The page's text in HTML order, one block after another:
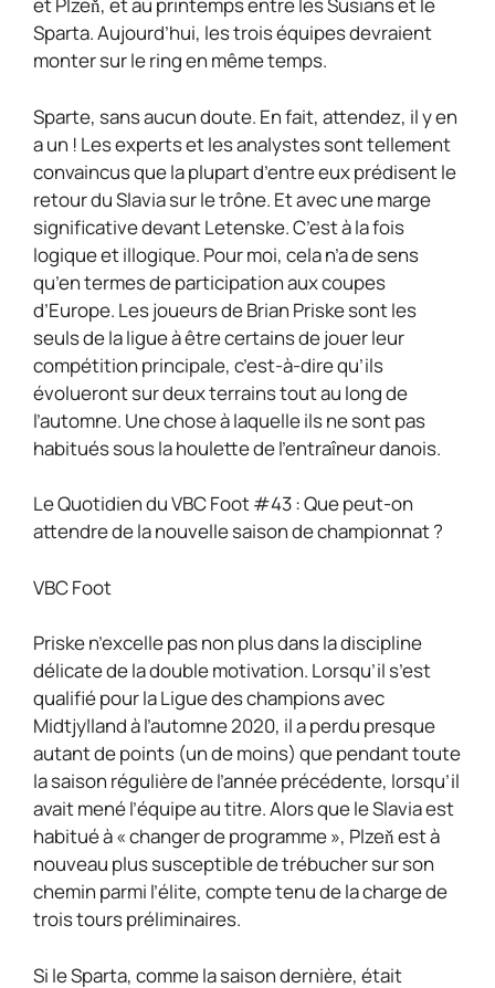
Sparta. Aujourd’hui, les trois équipes devraient
monter sur le ring en même temps.
Sparte, sans aucun doute. En fait, attendez, il y en
a un ! Les experts et les analystes sont tellement
convaincus que la plupart d’entre eux prédisent le
retour du Slavia sur le trône. Et avec une marge
significative devant Letenske. C’est à la fois
logique et illogique. Pour moi, cela n’a de sens
qu’en termes de participation aux coupes
d’Europe. Les joueurs de Brian Priske sont les
seuls de la ligue à être certains de jouer leur
compétition principale, c’est-à-dire qu’ils
évolueront sur deux terrains tout au long de
l’automne. Une chose à laquelle ils ne sont pas
habitués sous la houlette de l’entraîneur danois.
Le Quotidien du VBC Foot #43 : Que peut-on
attendre de la nouvelle saison de championnat ?
VBC Foot
Priske n’excelle pas non plus dans la discipline
délicate de la double motivation. Lorsqu’il s’est
qualifié pour la Ligue des champions avec
Midtjylland à l’automne 2020, il a perdu presque
autant de points (un de moins) que pendant toute
la saison régulière de l’année précédente, lorsqu’il
avait mené l’équipe au titre. Alors que le Slavia est
habitué à « changer de programme », Plzeň est à
nouveau plus susceptible de trébucher sur son
chemin parmi l’élite, compte tenu de la charge de
trois tours préliminaires.
Si le Sparta, comme la saison dernière, était